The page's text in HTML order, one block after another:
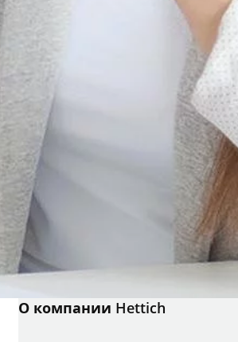
О компании Hettich